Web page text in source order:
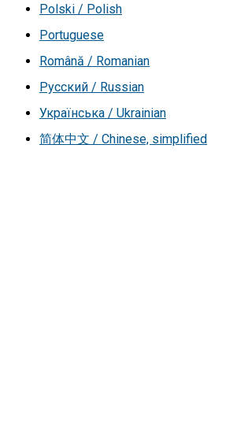
Polski / Polish
Portuguese
Română / Romanian
Русский / Russian
Українська / Ukrainian
简体中文 / Chinese, simplified